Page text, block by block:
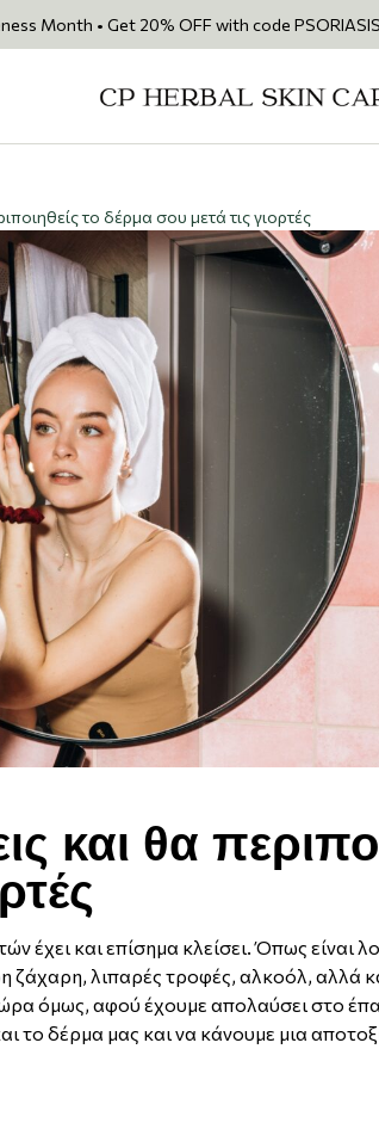
Month • Get 20% OFF with code
το δέρμα σου μετά τις γιορτές
και θα
έχει και επίσημα κλείσει. Όπως είναι
λιπαρές τροφές, αλκοόλ, αλλά
όμως, αφού έχουμε απολαύσει στο
το δέρμα μας και να κάνουμε μια